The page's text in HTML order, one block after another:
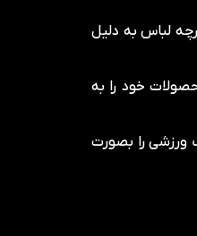
لباس به دلیل
خود را به
ورزشی را بصورت